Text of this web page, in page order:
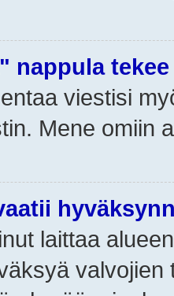
nappula
viestisi
Mene omiin
laittaa